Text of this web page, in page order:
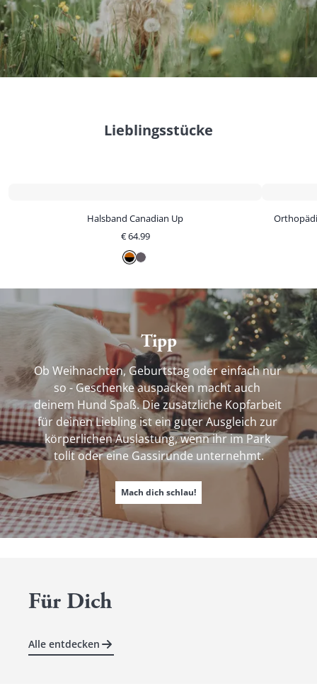
Lieblingsstücke
Halsband Canadian Up
€64.99
Tipp
Ob Weihnachten, Geburtstag oder einfach nur
so - Geschenke auspacken macht auch
deinem Hund Spaß. Die zusätzliche Kopfarbeit
für deinen Liebling ist ein guter Ausgleich zur
körperlichen Auslastung, wenn ihr im Park
tollt oder eine Gassirunde unternehmt.
Mach dich schlau!
Für Dich
Alle entdecken